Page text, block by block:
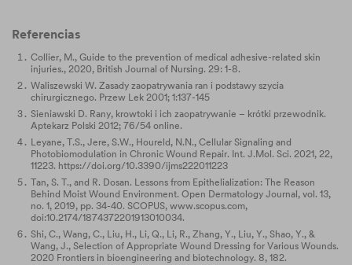
Referencias
Collier, M., Guide to the prevention of medical adhesive-related skin
injuries., 2020, British Journal of Nursing. 29: 1-8.
Waliszewski W. Zasady zaopatrywania ran i podstawy szycia
chirurgicznego. Przew Lek 2001; 1:137-145
Sieniawski D. Rany, krowtoki i ich zaopatrywanie – krótki przewodnik.
Aptekarz Polski 2012; 76/54 online.
Leyane, T.S., Jere, S.W., Houreld, N.N., Cellular Signaling and
Photobiomodulation in Chronic Wound Repair. Int. J.Mol. Sci. 2021, 22,
11223. https://doi.org/10.3390/ijms222011223
Tan, S. T., and R. Dosan. Lessons from Epithelialization: The Reason
Behind Moist Wound Environment. Open Dermatology Journal, vol. 13,
no. 1, 2019, pp. 34-40. SCOPUS, www.scopus.com,
doi:10.2174/1874372201913010034.
Shi, C., Wang, C., Liu, H., Li, Q., Li, R., Zhang, Y., Liu, Y., Shao, Y., &
Wang, J., Selection of Appropriate Wound Dressing for Various Wounds.
2020 Frontiers in bioengineering and biotechnology. 8, 182.